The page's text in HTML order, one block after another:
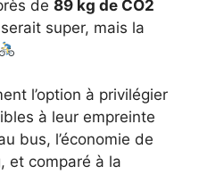
de 89 kg de CO2
super, mais la
l’option à privilégier
à leur empreinte
bus, l’économie de
et comparé à la